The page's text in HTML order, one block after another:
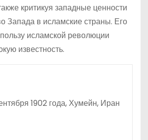
критикуя западные ценности
Запада в исламские страны. Его
исламской революции
известность.
1902 года, Хумейн, Иран